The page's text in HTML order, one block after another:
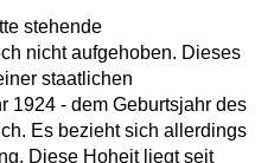
stehende
nicht aufgehoben. Dieses
staatlichen
1924 - dem Geburtsjahr des
Es bezieht sich allerdings
Diese Hoheit liegt seit